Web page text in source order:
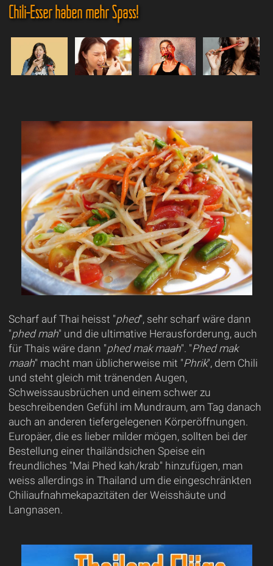
Chili-Esser haben mehr Spass!
Scharf auf Thai heisst "phed", sehr scharf wäre dann
"phed mah" und die ultimative Herausforderung, auch
für Thais wäre dann "phed mak maah". "Phed mak
maah" macht man üblicherweise mit "Phrik", dem Chili
und steht gleich mit tränenden Augen,
Schweissausbrüchen und einem schwer zu
beschreibenden Gefühl im Mundraum, am Tag danach
auch an anderen tiefergelegenen Körperöffnungen.
Europäer, die es lieber milder mögen, sollten bei der
Bestellung einer thailändsichen Speise ein
freundliches "Mai Phed kah/krab" hinzufügen, man
weiss allerdings in Thailand um die eingeschränkten
Chiliaufnahmekapazitäten der Weisshäute und
Langnasen.